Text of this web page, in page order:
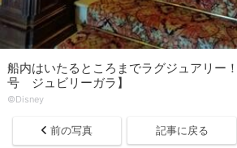
船内はいたるところまでラグジュアリー
号 ジュビリーガラ】
©Disney
前の写真 記事に戻る